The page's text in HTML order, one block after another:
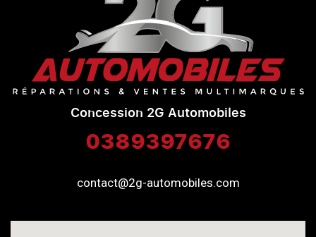
Concession 2G Automobiles
0389397676
contact@2g-automobiles.com